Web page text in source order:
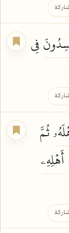
فِي
ثُمَّ
أَهۡلِهِۦ